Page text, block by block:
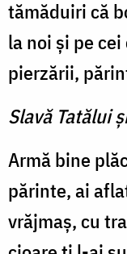
tămăduiri că
la noi şi pe
pierzării,
Slavă Tatălui
Armă bine
părinte, ai
vrăjmaş, cu